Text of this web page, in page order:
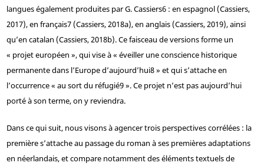
langues également produites par G. Cassiers6: en espagnol (Cassiers,
2017), en français7(Cassiers, 2018a), en anglais (Cassiers, 2019), ainsi
qu’en catalan (Cassiers, 2018b). Ce faisceau de versions forme un
« projet européen », qui vise à « éveiller une conscience historique
permanente dans l’Europe d’aujourd’hui8» et qui s’attache en
l’occurrence « au sort du réfugié9». Ce projet n’est pas aujourd’hui
porté à son terme, on y reviendra.
Dans ce qui suit, nous visons à agencer trois perspectives corrélées : la
première s’attache au passage du roman à ses premières adaptations
en néerlandais, et compare notamment des éléments textuels de